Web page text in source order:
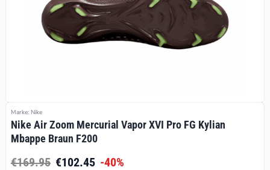
Marke: Nike
Nike Air Zoom Mercurial Vapor XVI Pro FG Kylian
Mbappe Braun F200
€169.95 €102.45 -40%